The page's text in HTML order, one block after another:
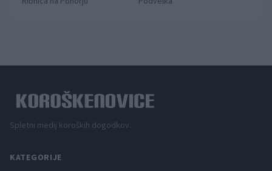
Spletni medij koroških dogodkov.
KATEGORIJE